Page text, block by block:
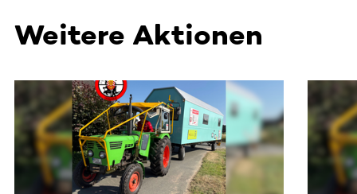
Weitere Aktionen
Dieser Bereich enthält horizontal scrollbare Inhalte.